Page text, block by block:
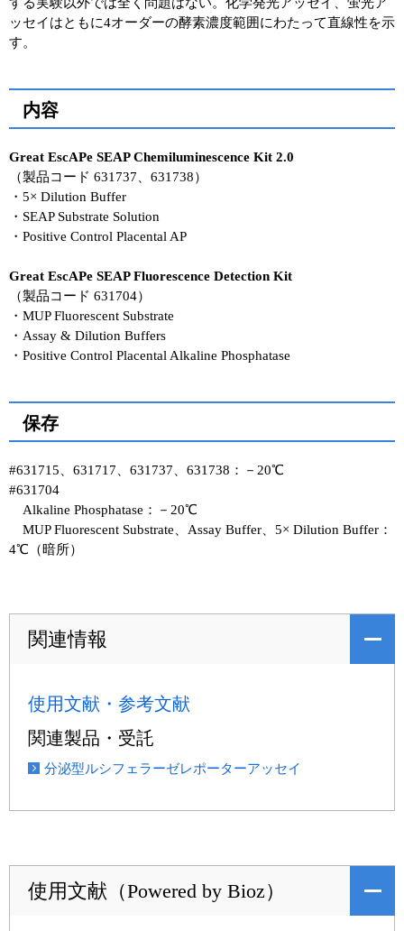
ッセイはともに4オーダーの酵素濃度範囲にわたって直線性を示
す。
内容
Great EscAPe SEAP Chemiluminescence Kit 2.0
（製品コード 631737、631738）
・5× Dilution Buffer
・SEAP Substrate Solution
・Positive Control Placental AP
Great EscAPe SEAP Fluorescence Detection Kit
（製品コード 631704）
・MUP Fluorescent Substrate
・Assay & Dilution Buffers
・Positive Control Placental Alkaline Phosphatase
保存
#631715、631717、631737、631738：－20℃
#631704
Alkaline Phosphatase：－20℃
MUP Fluorescent Substrate、Assay Buffer、5× Dilution Buffer：
4℃（暗所）
関連情報
使用文献・参考文献
関連製品・受託
分泌型ルシフェラーゼレポーターアッセイ
使用文献（Powered by Bioz）